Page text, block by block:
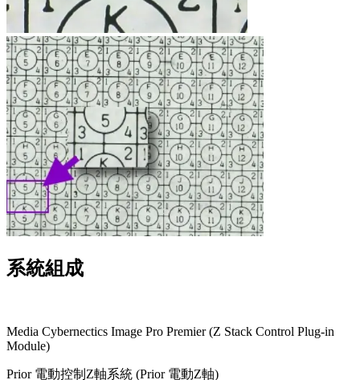
系統組成
Media Cybernectics Image Pro Premier (Z Stack Control Plug-in
Module)
Prior 電動控制Z軸系統 (Prior 電動Z軸)